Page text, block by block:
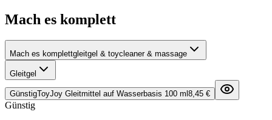
Mach es komplett
Mach es komplettgleitgel & toycleaner & massage
Gleitgel
GünstigToyJoy Gleitmittel auf Wasserbasis 100 ml 8,45 €
Günstig